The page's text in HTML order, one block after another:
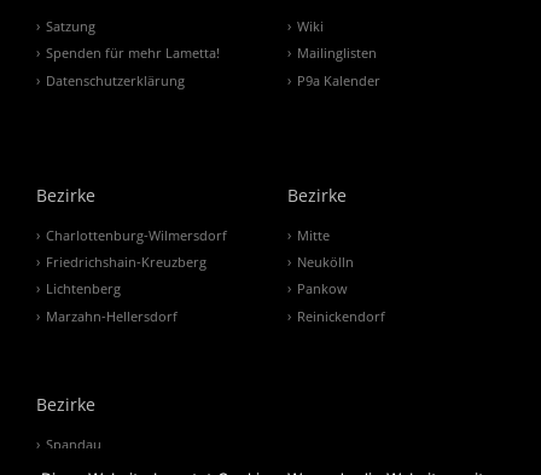
Satzung
Spenden für mehr Lametta!
Datenschutzerklärung
Wiki
Mailinglisten
P9a Kalender
Bezirke
Charlottenburg-Wilmersdorf
Friedrichshain-Kreuzberg
Lichtenberg
Marzahn-Hellersdorf
Bezirke
Mitte
Neukölln
Pankow
Reinickendorf
Bezirke
Spandau
Steglitz-Zehlendorf